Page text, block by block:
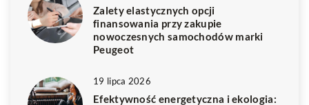
Zalety elastycznych opcji
finansowania przy zakupie
nowoczesnych samochodów marki
Peugeot
19 lipca 2026
Efektywność energetyczna i ekologia: